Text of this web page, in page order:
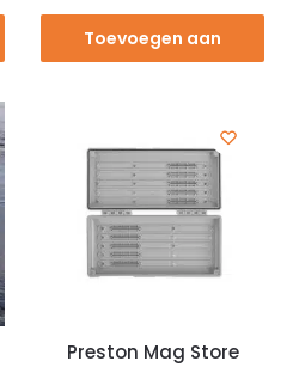
Toevoegen aan
Preston Mag Store